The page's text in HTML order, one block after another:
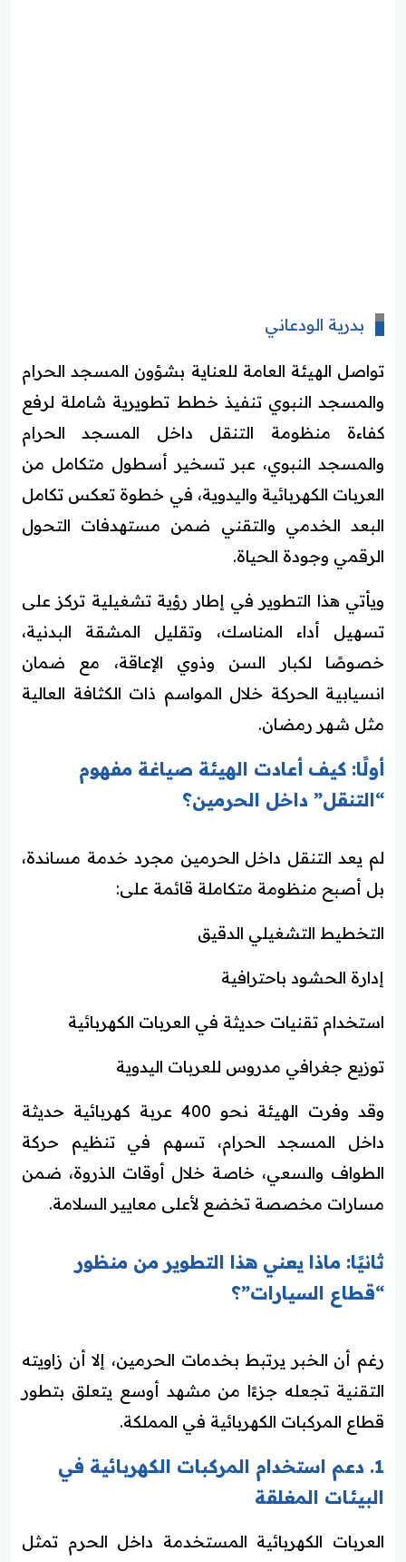
بدرية الودعاني
تواصل الهيئة العامة للعناية بشؤون المسجد الحرام
والمسجد النبوي تنفيذ خطط تطويرية شاملة لرفع
كفاءة منظومة التنقل داخل المسجد الحرام
والمسجد النبوي، عبر تسخير أسطول متكامل من
العربات الكهربائية واليدوية، في خطوة تعكس تكامل
البعد الخدمي والتقني ضمن مستهدفات التحول
الرقمي وجودة الحياة.
ويأتي هذا التطوير في إطار رؤية تشغيلية تركز على
تسهيل أداء المناسك، وتقليل المشقة البدنية،
خصوصًا لكبار السن وذوي الإعاقة، مع ضمان
انسيابية الحركة خلال المواسم ذات الكثافة العالية
مثل شهر رمضان.
أولًا: كيف أعادت الهيئة صياغة مفهوم
“التنقل” داخل الحرمين؟
لم يعد التنقل داخل الحرمين مجرد خدمة مساندة،
بل أصبح منظومة متكاملة قائمة على:
التخطيط التشغيلي الدقيق
إدارة الحشود باحترافية
استخدام تقنيات حديثة في العربات الكهربائية
توزيع جغرافي مدروس للعربات اليدوية
وقد وفرت الهيئة نحو 400 عربة كهربائية حديثة
داخل المسجد الحرام، تسهم في تنظيم حركة
الطواف والسعي، خاصة خلال أوقات الذروة، ضمن
مسارات مخصصة تخضع لأعلى معايير السلامة.
ثانيًا: ماذا يعني هذا التطوير من منظور
“قطاع السيارات”؟
رغم أن الخبر يرتبط بخدمات الحرمين، إلا أن زاويته
التقنية تجعله جزءًا من مشهد أوسع يتعلق بتطور
قطاع المركبات الكهربائية في المملكة.
1. دعم استخدام المركبات الكهربائية في
البيئات المغلقة
العربات الكهربائية المستخدمة داخل الحرم تمثل